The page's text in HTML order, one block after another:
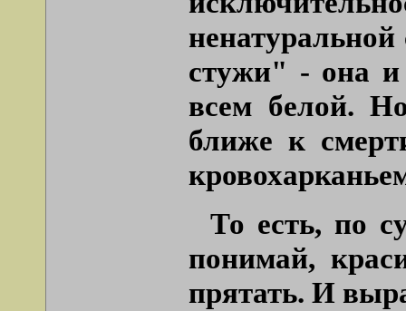
стужи" - она и
всем белой.
ближе к
То есть, по
понимай,
прятать. И